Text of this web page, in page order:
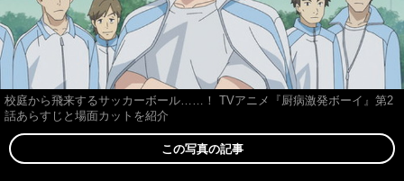
校庭から飛来するサッカーボール……！ TVアニメ『厨病激発ボーイ』第2
話あらすじと場面カットを紹介
この写真の記事